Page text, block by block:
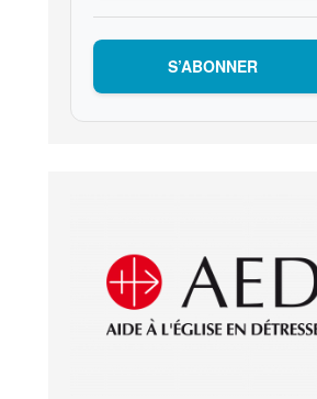
S’ABONNER